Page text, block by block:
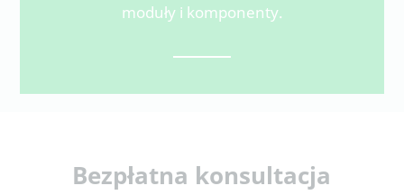
moduły i komponenty.
Bezpłatna konsultacja